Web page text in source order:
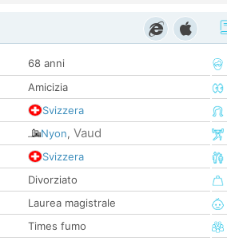
68 anni
Amicizia
Svizzera
Nyon, Vaud
Svizzera
Divorziato
Laurea magistrale
Times fumo